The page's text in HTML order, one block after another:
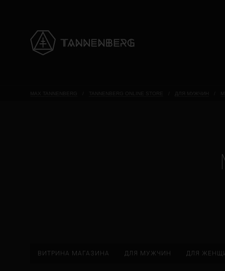
MAX TANNENBERG TANNENBERG ONLINE STORE ДЛЯ МУЖЧИН
ВИТРИНА МАГАЗИНА ДЛЯ МУЖЧИН ДЛЯ